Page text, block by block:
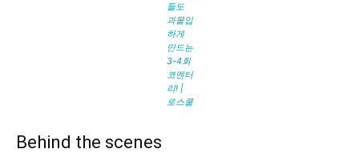
들도
과몰입
하게
만드는
3-4회
코멘터
리! |
로스쿨
Behind the scenes